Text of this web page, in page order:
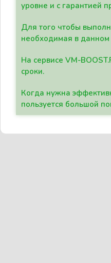
уровне и с гарантией
Для того чтобы
необходимая в
На сервисе VM-
сроки.
Когда нужна
пользуется большой